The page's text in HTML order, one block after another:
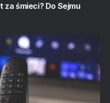
za śmieci? Do Sejmu